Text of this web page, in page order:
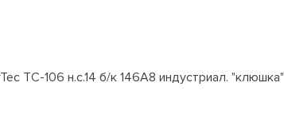
TC-106 н.с.14 б/к 146A8 индустриал. "клюшка"